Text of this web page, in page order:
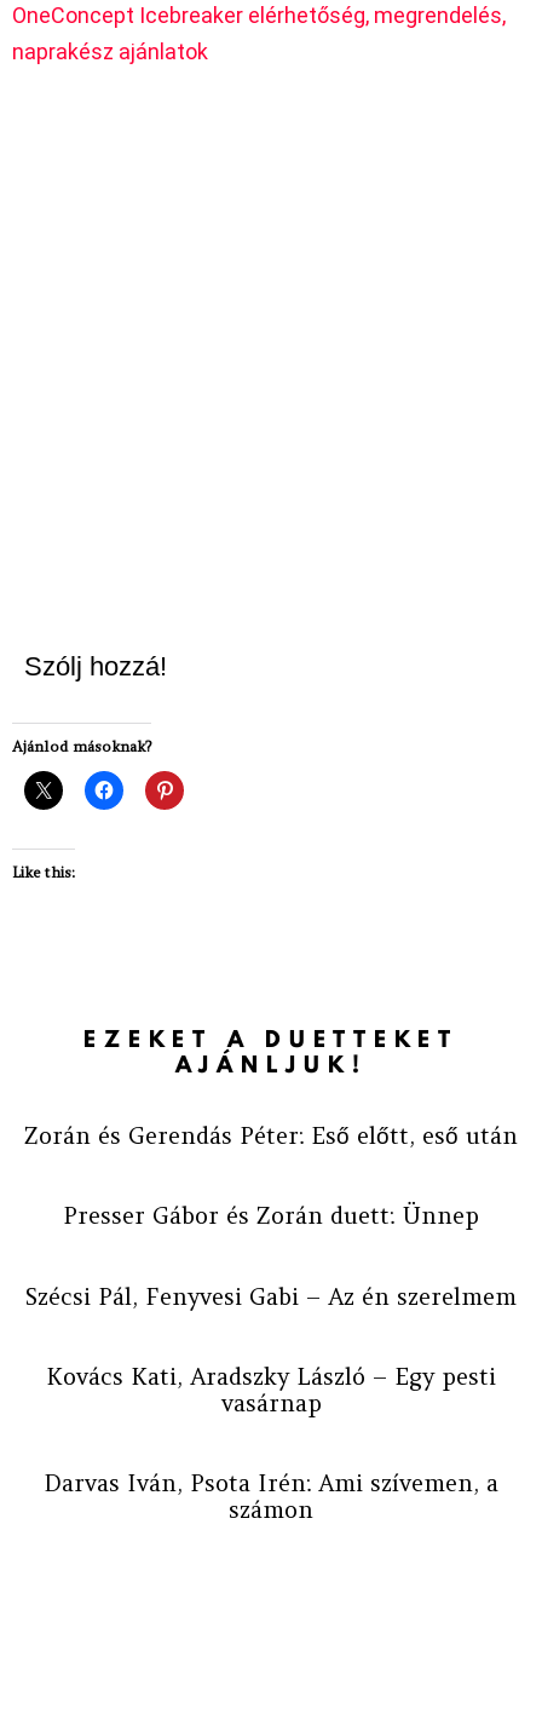
OneConcept Icebreaker elérhetőség, megrendelés,
naprakész ajánlatok
Szólj hozzá!
Ajánlod másoknak?
Like this:
EZEKET A DUETTEKET
AJÁNLJUK!
Zorán és Gerendás Péter: Eső előtt, eső után
Presser Gábor és Zorán duett: Ünnep
Szécsi Pál, Fenyvesi Gabi – Az én szerelmem
Kovács Kati, Aradszky László – Egy pesti
vasárnap
Darvas Iván, Psota Irén: Ami szívemen, a
számon